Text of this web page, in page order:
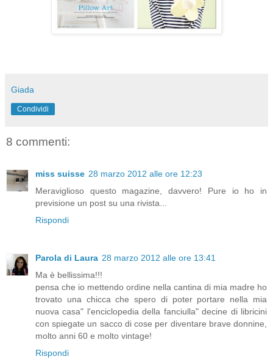
Giada
Condividi
8 commenti:
miss suisse 28 marzo 2012 alle ore 12:23
Meraviglioso questo magazine, davvero! Pure io ho in
previsione un post su una rivista...
Rispondi
Parola di Laura 28 marzo 2012 alle ore 13:41
Ma è bellissima!!!
pensa che io mettendo ordine nella cantina di mia madre ho
trovato una chicca che spero di poter portare nella mia
nuova casa" l'enciclopedia della fanciulla" decine di libricini
con spiegate un sacco di cose per diventare brave donnine,
molto anni 60 e molto vintage!
Rispondi